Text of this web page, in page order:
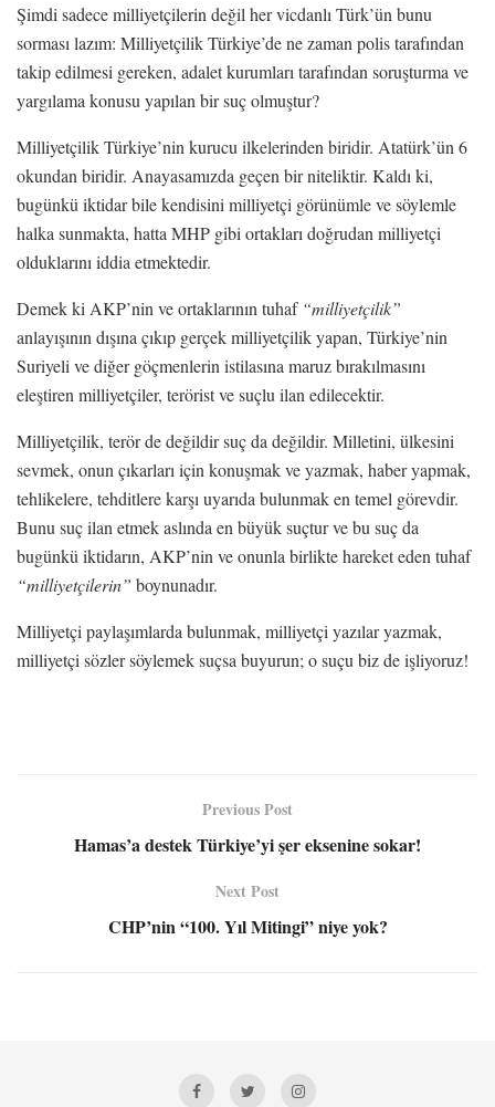
Şimdi sadece milliyetçilerin değil her vicdanlı Türk’ün bunu
sorması lazım: Milliyetçilik Türkiye’de ne zaman polis tarafından
takip edilmesi gereken, adalet kurumları tarafından soruşturma ve
yargılama konusu yapılan bir suç olmuştur?
Milliyetçilik Türkiye’nin kurucu ilkelerinden biridir. Atatürk’ün 6
okundan biridir. Anayasamızda geçen bir niteliktir. Kaldı ki,
bugünkü iktidar bile kendisini milliyetçi görünümle ve söylemle
halka sunmakta, hatta MHP gibi ortakları doğrudan milliyetçi
olduklarını iddia etmektedir.
Demek ki AKP’nin ve ortaklarının tuhaf “milliyetçilik”
anlayışının dışına çıkıp gerçek milliyetçilik yapan, Türkiye’nin
Suriyeli ve diğer göçmenlerin istilasına maruz bırakılmasını
eleştiren milliyetçiler, terörist ve suçlu ilan edilecektir.
Milliyetçilik, terör de değildir suç da değildir. Milletini, ülkesini
sevmek, onun çıkarları için konuşmak ve yazmak, haber yapmak,
tehlikelere, tehditlere karşı uyarıda bulunmak en temel görevdir.
Bunu suç ilan etmek aslında en büyük suçtur ve bu suç da
bugünkü iktidarın, AKP’nin ve onunla birlikte hareket eden tuhaf
“milliyetçilerin” boynunadır.
Milliyetçi paylaşımlarda bulunmak, milliyetçi yazılar yazmak,
milliyetçi sözler söylemek suçsa buyurun; o suçu biz de işliyoruz!
Previous Post
Hamas’a destek Türkiye’yi şer eksenine sokar!
Next Post
CHP’nin “100. Yıl Mitingi” niye yok?